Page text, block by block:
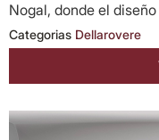
Nogal, donde el
Categorias Dellarovere